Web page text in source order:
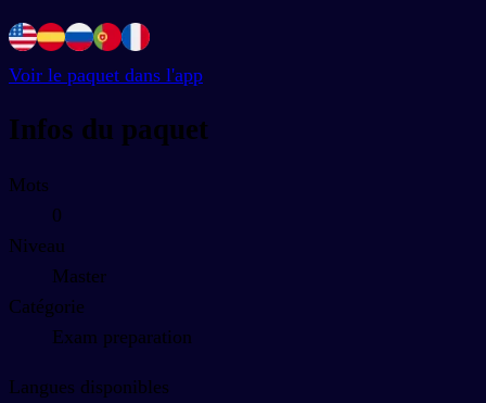
Voir le paquet dans l'app
Infos du paquet
Mots
0
Niveau
Master
Catégorie
Exam preparation
Langues disponibles